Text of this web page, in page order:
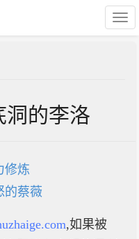
的李洛
修炼
的蔡薇
,如果被